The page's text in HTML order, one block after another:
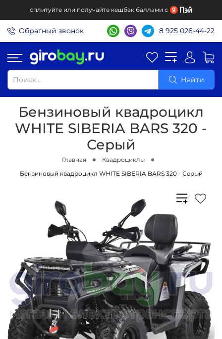
сплитуйте или получайте кешбэк баллами с
Обратный звонок 8 925 026-44-22
Найти
Бензиновый квадроцикл
WHITE SIBERIA BARS 320 -
Серый
Главная
Квадроциклы
Бензиновый квадроцикл WHITE SIBERIA BARS 320 - Серый